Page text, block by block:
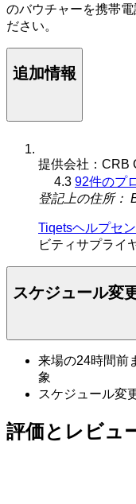
のバウチャーを携帯
ださい。
追加情報
提供会社：CRB
4.3 92件のプ
登記上の住所：
Tiqetsヘルプセ
ビティサプライ
スケジュール変
来場の24時間前
象
スケジュール変
評価とレビュ